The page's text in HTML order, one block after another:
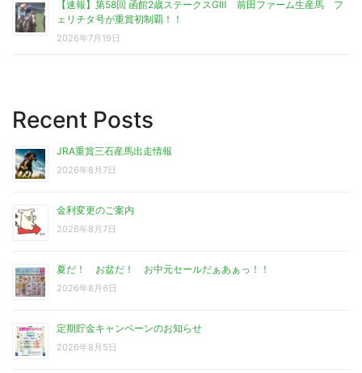
【速報】第58回 函館2歳ステークスGⅢ 前田ファーム生産馬 フ
ェリチタ号が重賞初制覇！！
2026年7月19日
Recent Posts
JRA重賞三石産馬出走情報
2026年8月7日
金利変更のご案内
2026年8月7日
夏だ！ お盆だ！ お中元セールだぁあぁっ！！
2026年8月6日
定期貯金キャンペーンのお知らせ
2026年8月5日